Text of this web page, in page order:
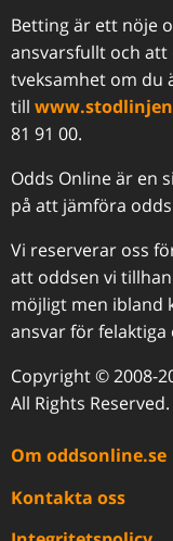
Betting är ett nöje
ansvarsfullt och att
tveksamhet om du
till
81 91 00.
Odds Online är en
på att jämföra
Vi reserverar oss
att oddsen vi
möjligt men ibland
ansvar för
Copyright © 2008-
All Rights Reserved.
Om oddsonline.se
Kontakta oss